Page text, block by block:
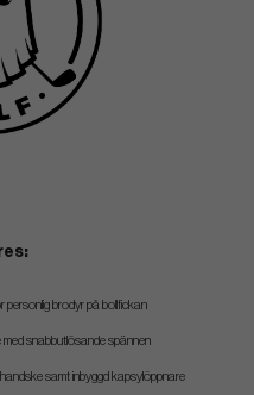
brodyr på bollfickan
med snabbutlösande spännen
samt inbyggd kapsylöppnare